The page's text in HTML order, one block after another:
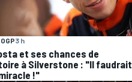
3 h
et ses chances de
à Silverstone : "Il faudrait
!"